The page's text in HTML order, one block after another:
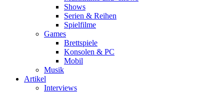
Shows
Serien & Reihen
Spielfilme
Games
Brettspiele
Konsolen & PC
Mobil
Musik
Artikel
Interviews